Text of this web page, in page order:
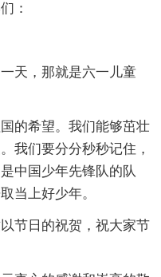
：
天，那就是六一儿童
的希望。我们能够茁壮
我们要分分秒秒记住，
中国少年先锋队的队
当上好少年。
节日的祝贺，祝大家节